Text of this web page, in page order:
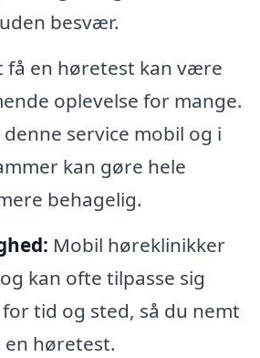
besvær.
få en høretest kan være
oplevelse for mange.
service mobil og i
kan gøre hele
behagelig.
Mobil høreklinikker
kan ofte tilpasse sig
tid og sted, så du nemt
en høretest.